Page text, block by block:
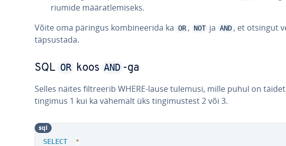
riumide mää­rat­le­miseks.
Võite oma päringus kom­bi­nee­rida ka OR , NOT ja AND , et otsingut
täp­sus­tada.
SQL OR koos AND -ga
Selles näites filt­ree­rib WHERE-lause tulemusi, mille puhul on
tingimus 1 kui ka vähemalt üks tin­gi­mus­test 2 või 3.
SELECT
*
sql